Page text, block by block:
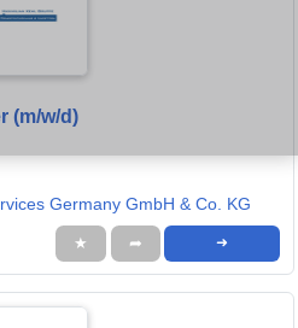
(m/w/d)
Germany GmbH & Co. KG
★ ➦ ➜